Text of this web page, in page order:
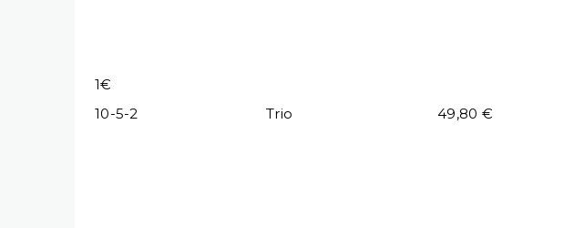
1€
10-5-2
Trio 49,80 €